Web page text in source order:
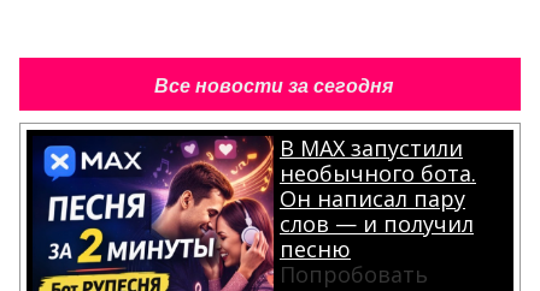
Все новости за сегодня
В MAX запустили
необычного бота.
Он написал пару
слов — и получил
песню
Попробовать